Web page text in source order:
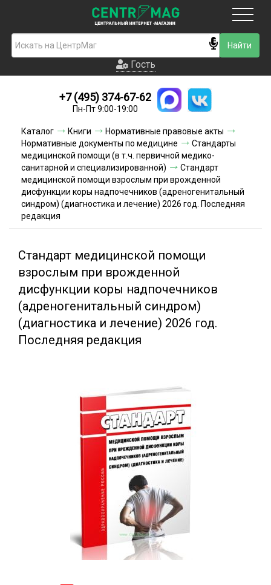
Гость
Новинки
Условия доставки
Условия оплаты
Контакты
Акции и скидки
Гость
+7 (495) 374-67-62
Пн-Пт 9:00-19:00
Каталог Книги
Нормативные правовые акты
Нормативные документы по медицине
Стандарты
медицинской помощи (в т.ч. первичной медико-
санитарной и специализированной)
Стандарт
медицинской помощи взрослым при врожденной
дисфункции коры надпочечников (адреногенитальный
синдром) (диагностика и лечение) 2026 год. Последняя
редакция
Стандарт медицинской помощи
взрослым при врожденной
дисфункции коры надпочечников
(адреногенитальный синдром)
(диагностика и лечение) 2026 год.
Последняя редакция